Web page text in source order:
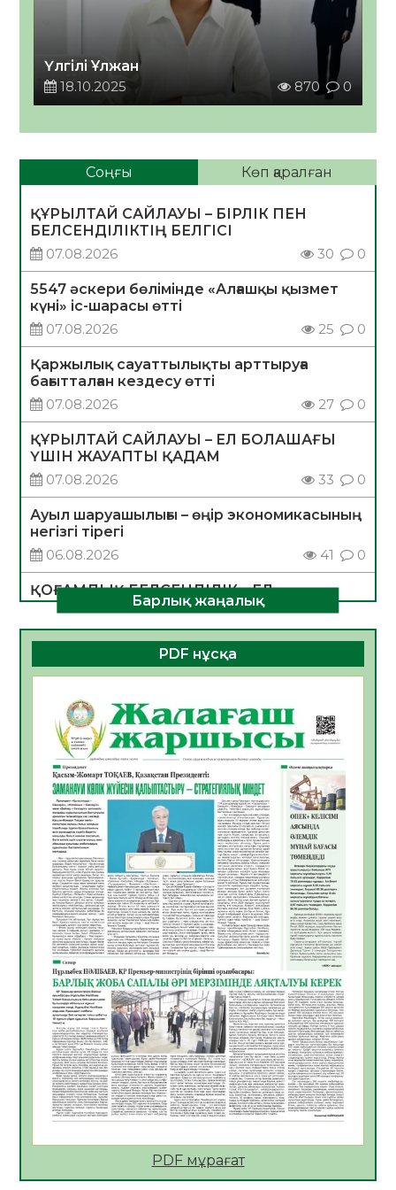
Үлгілі Ұлжан
18.10.2025
870 0
Соңғы Көп қаралған
ҚҰРЫЛТАЙ САЙЛАУЫ – БІРЛІК ПЕН
БЕЛСЕНДІЛІКТІҢ БЕЛГІСІ
07.08.2026
30 0
5547 әскери бөлімінде «Алғашқы қызмет
күні» іс-шарасы өтті
07.08.2026
25 0
Қаржылық сауаттылықты арттыруға
бағытталған кездесу өтті
07.08.2026
27 0
ҚҰРЫЛТАЙ САЙЛАУЫ – ЕЛ БОЛАШАҒЫ
ҮШІН ЖАУАПТЫ ҚАДАМ
07.08.2026
33 0
Ауыл шаруашылығы – өңір экономикасының
негізгі тірегі
06.08.2026
41 0
ҚОҒАМДЫҚ БЕЛСЕНДІЛІК – ЕЛ
ДАМУЫНЫҢ НЕГІЗІ
06.08.2026
38 0
ҚҰРЫЛТАЙ САЙЛАУЫ – БОЛАШАҚҚА
06.08.2026
Инфекциялық ауруларға қарсы иммундау
жұмыстарының тиімділігі
06.08.2026
43
Көкжөтел ауруы туралы
06.08.2026
38
АПВ вакцинасы туралы мәлімет
06.08.2026
38
Open Air: Қызылорда облысы полиция
департаменті 20 мыңнан астам
көрерменнің қауіпсіздігін қамтамасыз етті
06.08.2026
50
ҚЫЗЫЛОРДАДА «САНАЛЫ ҰРПАҚ –
ЖАРҚЫН БОЛАШАҚ» АТТЫ КЕҢЕЙТІЛГЕН
МӘЖІЛІС ӨТТІ
05.08.2026
51
Қазақстан Орталық Азиядағы көшуге ең
Барлық жаңалық
PDF нұсқа
PDF мұрағат